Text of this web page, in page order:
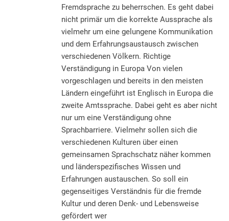
Fremdsprache zu beherrschen. Es geht dabei
nicht primär um die korrekte Aussprache als
vielmehr um eine gelungene Kommunikation
und dem Erfahrungsaustausch zwischen
verschiedenen Völkern. Richtige
Verständigung in Europa Von vielen
vorgeschlagen und bereits in den meisten
Ländern eingeführt ist Englisch in Europa die
zweite Amtssprache. Dabei geht es aber nicht
nur um eine Verständigung ohne
Sprachbarriere. Vielmehr sollen sich die
verschiedenen Kulturen über einen
gemeinsamen Sprachschatz näher kommen
und länderspezifisches Wissen und
Erfahrungen austauschen. So soll ein
gegenseitiges Verständnis für die fremde
Kultur und deren Denk- und Lebensweise
gefördert wer